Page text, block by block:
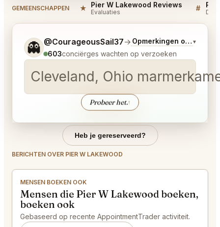
GEMEENSCHAPPEN ★ Pier W Lakewood Reviews
Evaluaties #
👻 @CourageousSail37→ Opmerkingen over
▾
603conciërges wachten op verzoeken
Cleveland, Ohio
Probeer het.↑
Vertel me wat je wilt.
Heb je gereserveerd?
BERICHTEN OVER PIER W LAKEWOOD
MENSEN BOEKEN OOK
Mensen die Pier W Lakewood boeken,
boeken ook
Gebaseerd op recente AppointmentTrader activiteit.